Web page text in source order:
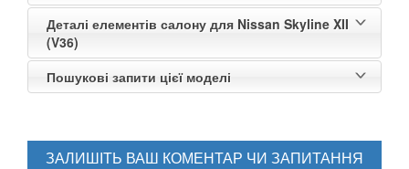
Деталі елементів салону для Nissan Skyline XII
(V36)
Пошукові запити цієї моделі
ЗАЛИШІТЬ ВАШ КОМЕНТАР ЧИ ЗАПИТАННЯ